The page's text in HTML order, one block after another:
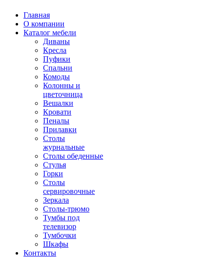
Главная
О компании
Каталог мебели
Диваны
Кресла
Пуфики
Спальни
Комоды
Колонны и
цветочница
Вешалки
Кровати
Пеналы
Прилавки
Столы
журнальные
Столы обеденные
Стулья
Горки
Столы
сервировочные
Зеркала
Столы-трюмо
Тумбы под
телевизор
Тумбочки
Шкафы
Контакты